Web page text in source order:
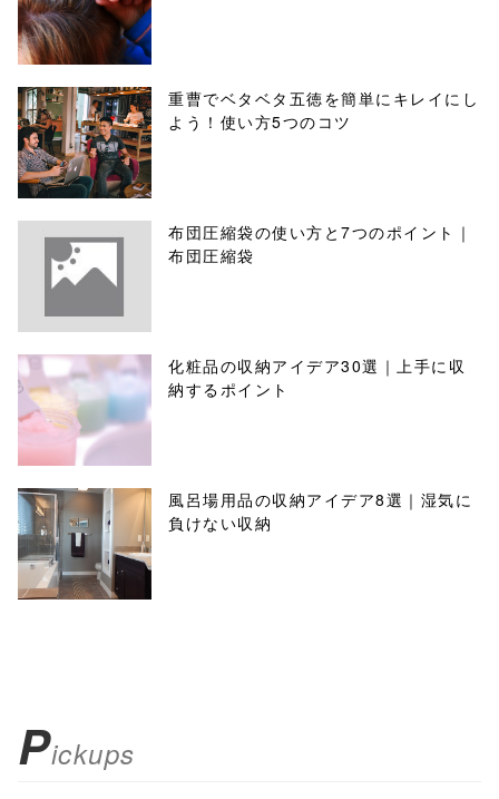
重曹でベタベタ五徳を簡単にキレイにし
よう！使い方5つのコツ
布団圧縮袋の使い方と7つのポイント｜
布団圧縮袋
化粧品の収納アイデア30選｜上手に収
納するポイント
風呂場用品の収納アイデア8選｜湿気に
負けない収納
Pickups